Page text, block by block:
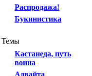
Распродажа!
Букинистика
Темы
Кастанеда, путь
воина
Адвайта